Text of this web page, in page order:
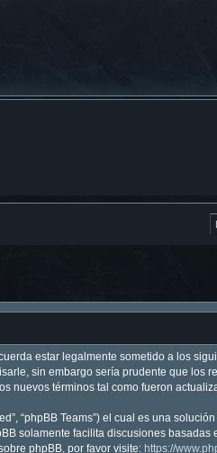
estar legalmente sometido a los
sin embargo sería prudente que los
nuevos términos tal como fueron
“phpBB Teams”) el cual es una
solamente facilita discusiones basadas
phpBB, por favor visite: https://